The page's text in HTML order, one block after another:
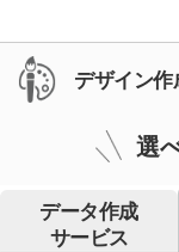
デザイン
選
データ作成
サービス